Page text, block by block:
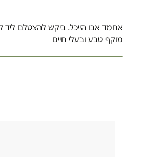
אחמד אבו הייכל. ביקש להצטלם ליד
מוקף טבע ובעלי חיים